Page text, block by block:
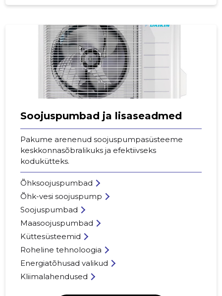
Soojuspumbad ja lisaseadmed
Pakume arenenud soojuspumpasüsteeme
keskkonnasõbralikuks ja efektiivseks
kodukütteks.
Õhksoojuspumbad
Õhk-vesi soojuspump
Soojuspumbad
Maasoojuspumbad
Küttesüsteemid
Roheline tehnoloogia
Energiatõhusad valikud
Kliimalahendused